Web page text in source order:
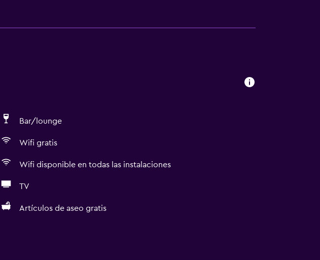
Bar/lounge
Wifi gratis
Wifi disponible en todas las instalaciones
TV
Artículos de aseo gratis